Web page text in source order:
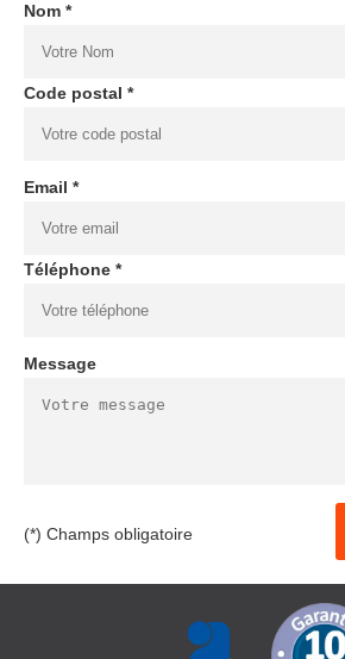
Nom *
Code postal *
Email *
Téléphone *
Message
(*) Champs obligatoire